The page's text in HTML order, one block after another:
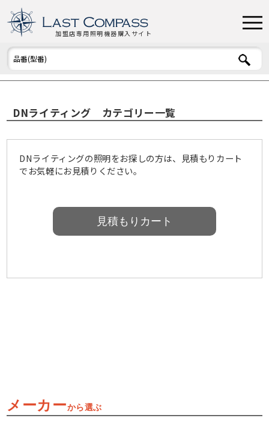
加盟店専用照明機器購入サイト
DNライティング カテゴリー一覧
DNライティングの照明をお探しの方は、見積もりカート
でお気軽にお見積りください。
見積もりカート
メーカーから選ぶ